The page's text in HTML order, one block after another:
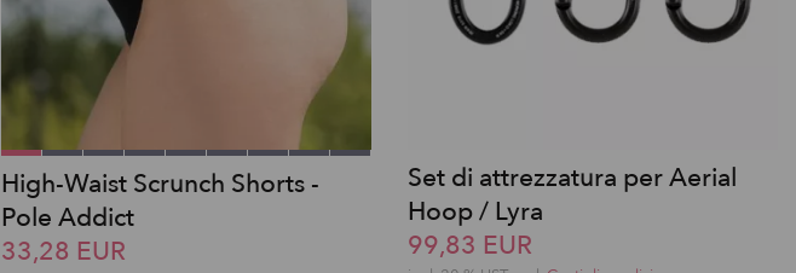
High-Waist Scrunch Shorts -
Pole Addict
33,28 EUR
Set di attrezzatura per Aerial
Hoop / Lyra
99,83 EUR